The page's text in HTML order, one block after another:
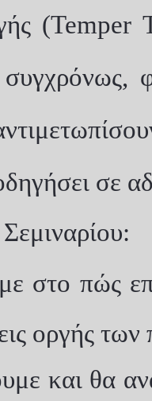
(Temper
σε
στο πώς
οργής των
και θα